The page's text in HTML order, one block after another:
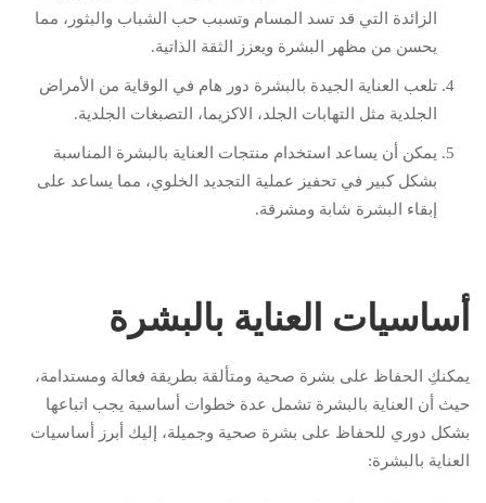
الزائدة التي قد تسد المسام وتسبب حب الشباب والبثور، مما
يحسن من مظهر البشرة ويعزز الثقة الذاتية.
تلعب العناية الجيدة بالبشرة دور هام في الوقاية من الأمراض
الجلدية مثل التهابات الجلد، الاكزيما، التصبغات الجلدية.
يمكن أن يساعد استخدام منتجات العناية بالبشرة المناسبة
بشكل كبير في تحفيز عملية التجديد الخلوي، مما يساعد على
إبقاء البشرة شابة ومشرقة.
أساسيات العناية بالبشرة
يمكنكِ الحفاظ على بشرة صحية ومتألقة بطريقة فعالة ومستدامة،
حيث أن العناية بالبشرة تشمل عدة خطوات أساسية يجب اتباعها
بشكل دوري للحفاظ على بشرة صحية وجميلة، إليك أبرز أساسيات
العناية بالبشرة: